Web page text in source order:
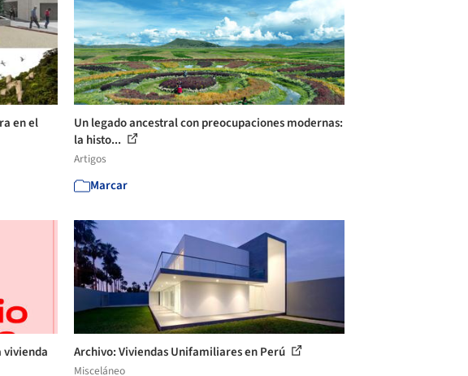
en el
Un legado ancestral con preocupaciones modernas:
la histo...
Artigos
Marcar
vivienda Archivo: Viviendas Unifamiliares en Perú
Misceláneo